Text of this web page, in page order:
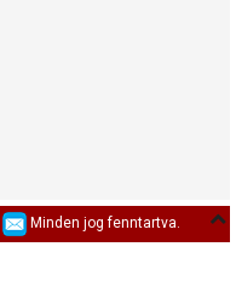
Minden jog fenntartva.